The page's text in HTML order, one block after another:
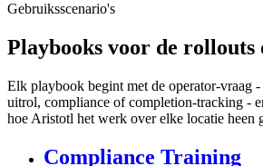
Gebruiksscenario's
Playbooks voor de rollouts
Elk playbook begint met de operator-vraag
uitrol, compliance of completion-tracking -
hoe Aristotl het werk over elke locatie heen
Compliance Training